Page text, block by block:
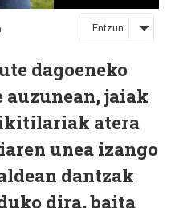
Entzun
dagoeneko
auzunean, jaiak
atera
unea izango
dantzak
dira, baita